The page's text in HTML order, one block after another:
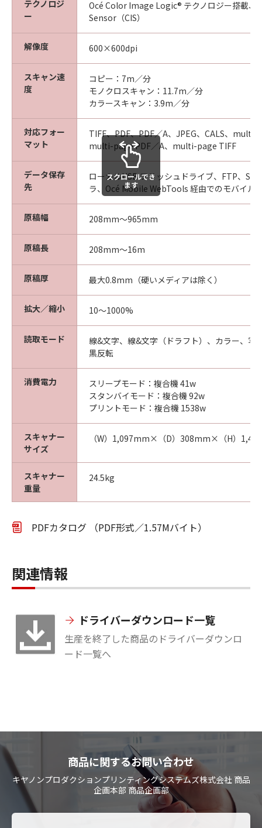
テクノロジ
ー
Océ Color Image Logic® テクノロジー搭載
Sensor（CIS）
解像度 600×600dpi
スキャン速
度
コピー：7m／分
モノクロスキャン：11.7m／分
カラースキャン：3.9m／分
対応フォー
マット
TIFF、PDF、PDF／A、JPEG、CALS、multi-
multi-page PDF／A、multi-page TIFF
データ保存
先
ローカルUSB フラッシュドライブ、FTP、
ラ、Océ Mobile WebTools 経由でのモバイル
原稿幅 208mm～965mm
原稿長 208mm～16m
原稿厚 最大0.8mm（硬いメディアは除く）
拡大／縮小 10～1000%
読取モード
線&文字、線&文字（ドラフト）、カラー、写
黒反転
消費電力
スリープモード：複合機 41w
スタンバイモード：複合機 92w
プリントモード：複合機 1538w
スキャナー
サイズ
（W）1,097mm×（D）308mm×（H）
スキャナー
重量
24.5kg
スクロールでき
ます
PDFカタログ （PDF形式／1.57Mバイト）
関連情報
ドライバーダウンロード一覧
生産を終了した商品のドライバーダウンロ
ード一覧へ
商品に関するお問い合わせ
キヤノンプロダクションプリンティングシステムズ株式会社 商品
企画本部 商品企画部